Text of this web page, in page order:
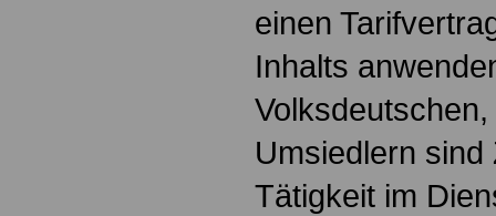
einen
Inhalts
Umsiedlern
Tätigkeit im